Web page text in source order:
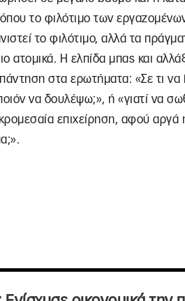
το φιλότιμο των
το φιλότιμο, αλλά τα
ατομικά. Η ελπίδα μπας και
στα ερωτήματα: «Σε τι να
να δουλέψω;», ή «γιατί να
επιχείρηση, αφού